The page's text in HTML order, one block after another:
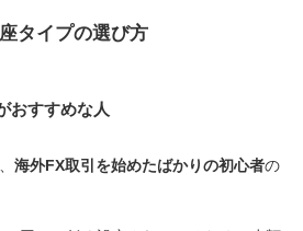
タイプの選び方
おすすめな人
海外FX取引を始めたばかりの初心者の